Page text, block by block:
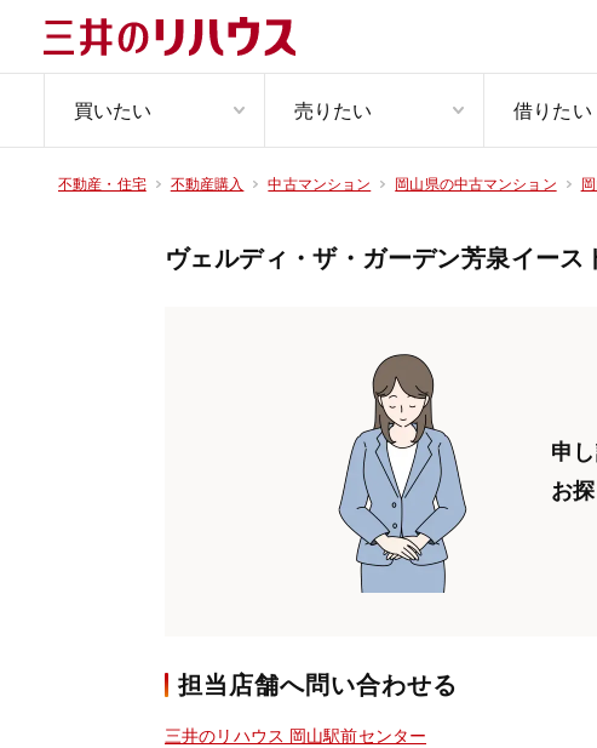
買いたい 売りたい 借りたい
不動産・住宅 不動産購入 中古マンション 岡山県の中古マンション
ヴェルディ・ザ・ガーデン芳泉イース
申
お
担当店舗へ問い合わせる
三井のリハウス 岡山駅前センター